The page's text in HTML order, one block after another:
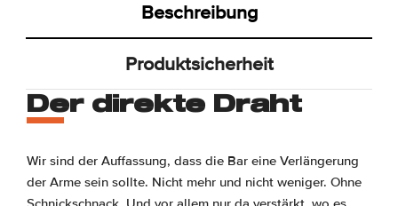
Beschreibung
Produktsicherheit
Der direkte Draht
Wir sind der Auffassung, dass die Bar eine Verlängerung
der Arme sein sollte. Nicht mehr und nicht weniger. Ohne